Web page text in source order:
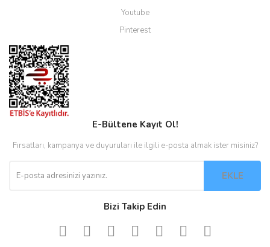
Youtube
Pinterest
E-Bültene Kayıt Ol!
Fırsatları, kampanya ve duyuruları ile ilgili e-posta almak ister misiniz?
EKLE
Bizi Takip Edin